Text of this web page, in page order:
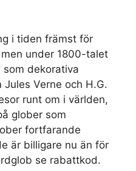
i tiden främst för
under 1800-talet
dekorativa
Verne och H.G.
runt om i världen,
glober som
fortfarande
är billigare nu än för
se rabattkod.